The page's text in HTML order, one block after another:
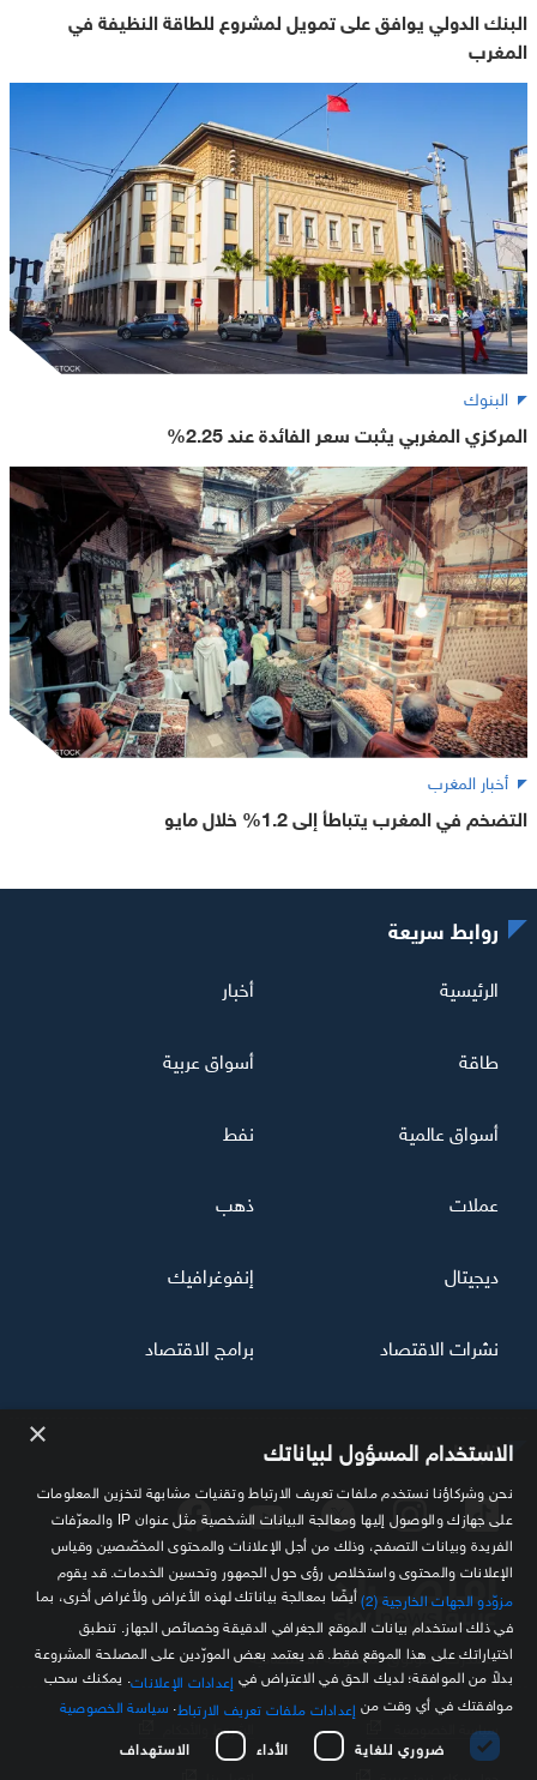
البنك الدولي يوافق على تمويل لمشروع للطاقة النظيفة في
المغرب
البنوك
المركزي المغربي يثبت سعر الفائدة عند 2.25%
أخبار المغرب
التضخم في المغرب يتباطأ إلى 1.2% خلال مايو
تابعنا
مصدرك الموثوق للمعلومة الاقتصادية
روابط سريعة
الرئيسية أخبار
طاقة أسواق عربية
أسواق عالمية نفط
عملات ذهب
ديجيتال إنفوغرافيك
نشرات الاقتصاد برامج الاقتصاد
سياسة الخصوصية الشروط والأحكام
× الاستخدام المسؤول لبياناتك
نحن وشركاؤنا نستخدم ملفات تعريف الارتباط وتقنيات مشابهة لتخزين المعلومات
على جهازك والوصول إليها ومعالجة البيانات الشخصية مثل عنوان IP والمعرّفات
الفريدة وبيانات التصفح، وذلك من أجل الإعلانات والمحتوى المخصّصين وقياس
الإعلانات والمحتوى واستخلاص رؤى حول الجمهور وتحسين الخدمات. قد يقوم
مزوّدو الجهات الخارجية (2)
أيضًا بمعالجة بياناتك لهذه الأغراض ولأغراض أخرى، بما
في ذلك استخدام بيانات الموقع الجغرافي الدقيقة وخصائص الجهاز. تنطبق
اختياراتك على هذا الموقع فقط. قد يعتمد بعض المورّدين على المصلحة المشروعة
بدلاً من الموافقة؛ لديك الحق في الاعتراض في إعدادات الإعلانات . يمكنك سحب
موافقتك في أي وقت من إعدادات ملفات تعريف الارتباط سياسة الخصوصية
ضروري للغاية
الأداء الاستهداف